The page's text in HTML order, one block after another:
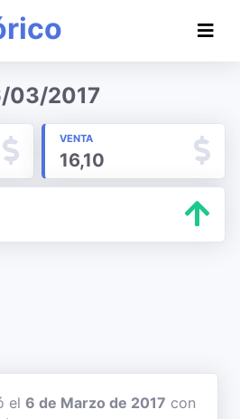
03/2017
VENTA
16,10
el 6 de Marzo de 2017 con